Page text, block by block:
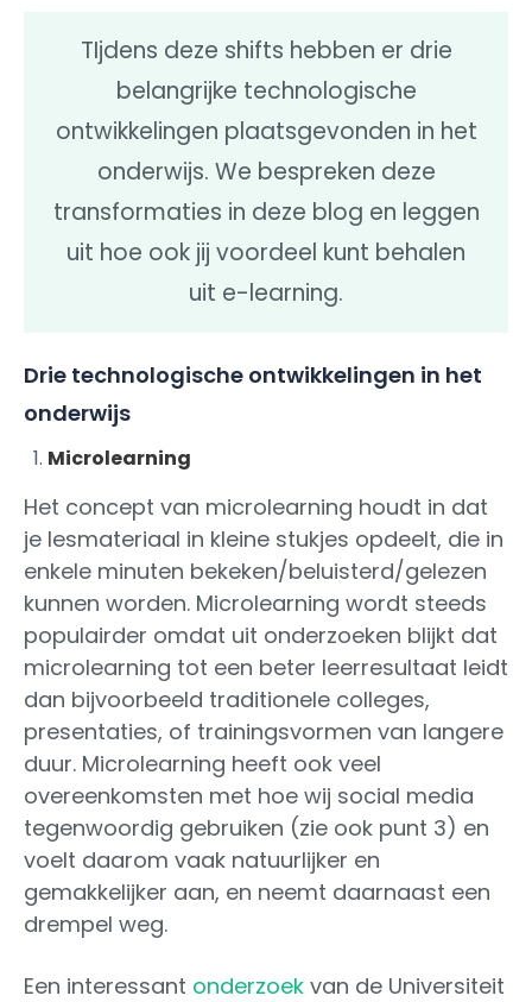
TIjdens deze shifts hebben er drie
belangrijke technologische
ontwikkelingen plaatsgevonden in het
onderwijs. We bespreken deze
transformaties in deze blog en leggen
uit hoe ook jij voordeel kunt behalen
uit e-learning.
Drie technologische ontwikkelingen in het
onderwijs
Microlearning
Het concept van microlearning houdt in dat
je lesmateriaal in kleine stukjes opdeelt, die in
enkele minuten bekeken/beluisterd/gelezen
kunnen worden. Microlearning wordt steeds
populairder omdat uit onderzoeken blijkt dat
microlearning tot een beter leerresultaat leidt
dan bijvoorbeeld traditionele colleges,
presentaties, of trainingsvormen van langere
duur. Microlearning heeft ook veel
overeenkomsten met hoe wij social media
tegenwoordig gebruiken (zie ook punt 3) en
voelt daarom vaak natuurlijker en
gemakkelijker aan, en neemt daarnaast een
drempel weg.
Een interessant onderzoek van de Universiteit